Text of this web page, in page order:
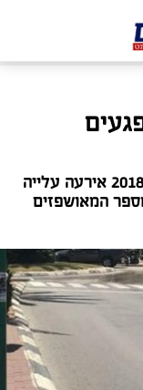
הנפגעים
המספרים הקשים נחשפים: באשקלון ב-2018 אירעה עלייה
המאושפזים